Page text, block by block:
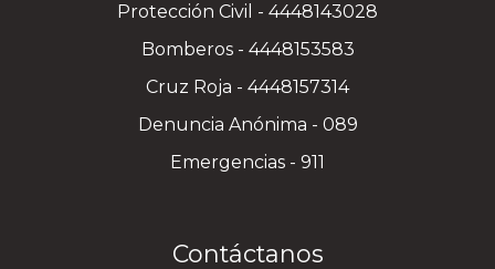
Protección Civil - 4448143028
Bomberos - 4448153583
Cruz Roja - 4448157314
Denuncia Anónima - 089
Emergencias - 911
Contáctanos